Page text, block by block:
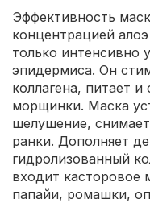
Эффективность
концентрацией
только интенсивно
эпидермиса. Он
коллагена, питает
морщинки. Маска
шелушение,
ранки. Дополняет
гидролизованный
входит касторовое
папайи, ромашки,